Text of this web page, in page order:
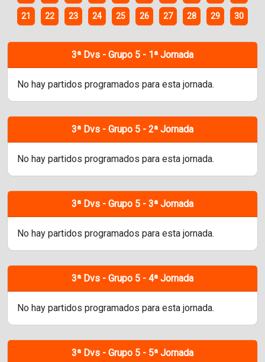
21 22 23 24 25 26 27 28 29 30
3ª Dvs - Grupo 5 - 1ª Jornada
No hay partidos programados para esta jornada.
3ª Dvs - Grupo 5 - 2ª Jornada
No hay partidos programados para esta jornada.
3ª Dvs - Grupo 5 - 3ª Jornada
No hay partidos programados para esta jornada.
3ª Dvs - Grupo 5 - 4ª Jornada
No hay partidos programados para esta jornada.
3ª Dvs - Grupo 5 - 5ª Jornada